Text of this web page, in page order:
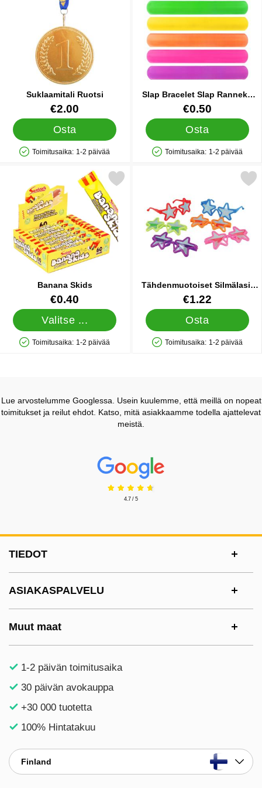
Suklaamitali Ruotsi
Tuote.nro 11094
€2.00
Osta
Saatavuus: Varastossa
Toimitusaika: 1-2 päivää
Slap Bracelet Slap Ranneke
Yksivärinen
Tuote.nro 38230
€0.50
Osta
Saatavuus: Varastossa
Toimitusaika: 1-2 päivää
Banana Skids
Tuote.nro 14252
€0.40
Valitse ...
Saatavuus: Varastossa
Toimitusaika: 1-2 päivää
Merkitse banana Skids suosikiksi
Tähdenmuotoiset Silmälasit
Lapsille
Tuote.nro 85128
€1.22
Osta
Saatavuus: Varastossa
Toimitusaika: 1-2 päivää
Merkitse tähdenmuotoiset
Lue arvostelumme Googlessa. Usein kuulemme, että meillä on nopeat
toimitukset ja reilut ehdot. Katso, mitä asiakkaamme todella ajattelevat
meistä.
Prisjakt Arvostelu: 4.7 Tähdet
4.7 / 5
TIEDOT
ASIAKASPALVELU
Muut maat
1-2 päivän toimitusaika
30 päivän avokauppa
+30 000 tuotetta
100% Hintatakuu
Finland